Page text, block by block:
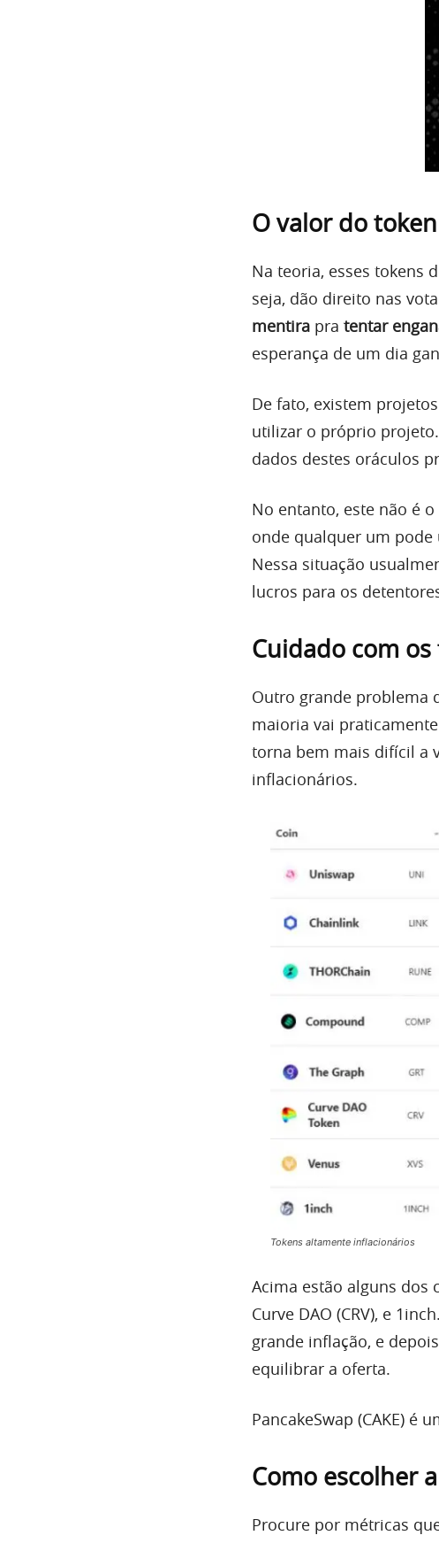
O valor do
Na teoria, esses tokens
seja, dão direito nas
mentira pra tentar
esperança de um dia
De fato, existem
utilizar o próprio projeto.
dados destes oráculos
No entanto, este não é
onde qualquer um
Nessa situação
lucros para os
Cuidado com
Outro grande problema
maioria vai
torna bem mais difícil a
inflacionários.
Tokens altamente inflacionários
Acima estão alguns dos
Curve DAO (CRV), e
grande inflação, e
equilibrar a oferta.
PancakeSwap (CAKE) é
Como escolher
Procure por métricas